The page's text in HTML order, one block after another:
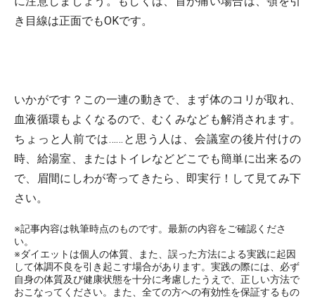
き目線は正面でもOKです。
いかがです？この一連の動きで、まず体のコリが取れ、
血液循環もよくなるので、むくみなども解消されます。
ちょっと人前では……と思う人は、会議室の後片付けの
時、給湯室、またはトイレなどどこでも簡単に出来るの
で、眉間にしわが寄ってきたら、即実行！して見てみ下
さい。
※記事内容は執筆時点のものです。最新の内容をご確認くださ
い。
※ダイエットは個人の体質、また、誤った方法による実践に起因
して体調不良を引き起こす場合があります。実践の際には、必ず
自身の体質及び健康状態を十分に考慮したうえで、正しい方法で
おこなってください。また、全ての方への有効性を保証するもの